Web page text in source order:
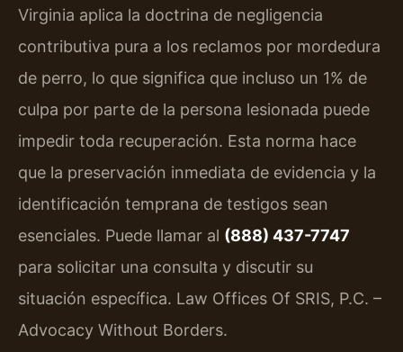
Virginia aplica la doctrina de negligencia
contributiva pura a los reclamos por mordedura
de perro, lo que significa que incluso un 1% de
culpa por parte de la persona lesionada puede
impedir toda recuperación. Esta norma hace
que la preservación inmediata de evidencia y la
identificación temprana de testigos sean
esenciales. Puede llamar al (888) 437-7747
para solicitar una consulta y discutir su
situación específica. Law Offices Of SRIS, P.C. –
Advocacy Without Borders.